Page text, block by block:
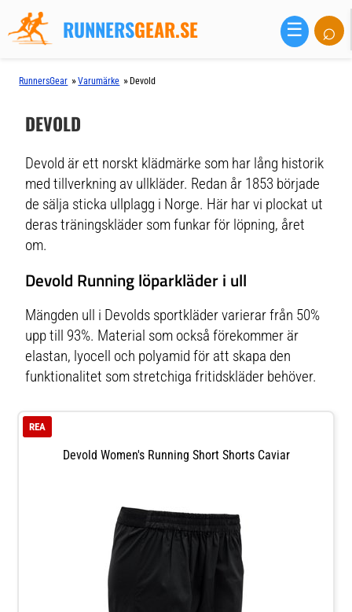
RUNNERSGEAR.SE ☰ ⌕
RunnersGear »Varumärke » Devold
DEVOLD
Devold är ett norskt klädmärke som har lång historik
med tillverkning av ullkläder. Redan år 1853 började
de sälja sticka ullplagg i Norge. Här har vi plockat ut
deras träningskläder som funkar för löpning, året
om.
Devold Running löparkläder i ull
Mängden ull i Devolds sportkläder varierar från 50%
upp till 93%. Material som också förekommer är
elastan, lyocell och polyamid för att skapa den
funktionalitet som stretchiga fritidskläder behöver.
Devold Women's Running Short Shorts Caviar
REA